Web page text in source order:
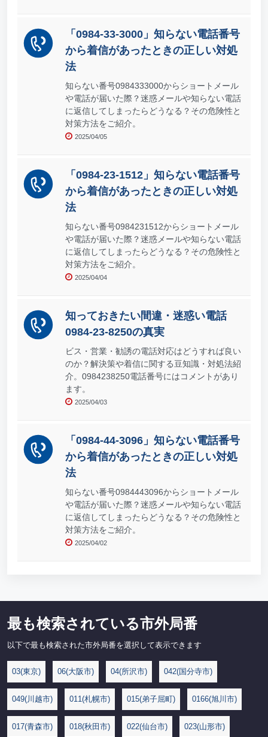
「0984-33-3000」知らない電話番号
から着信があったときの正しい対処
法
知らない番号0984333000からショートメール
や電話が届いた際？迷惑メールや知らない電話
に返信してしまったらどうなる？その危険性と
対策方法をご紹介。
2025/04/05
「0984-23-1512」知らない電話番号
から着信があったときの正しい対処
法
知らない番号0984231512からショートメール
や電話が届いた際？迷惑メールや知らない電話
に返信してしまったらどうなる？その危険性と
対策方法をご紹介。
2025/04/04
知っておきたい間違・迷惑い電話
0984-23-8250の真実
ビス・営業・勧誘の電話対応はどうすれば良い
のか？解決策や着信に関する豆知識・対処法紹
介。0984238250電話番号にはコメントがあり
ます。
2025/04/03
「0984-44-3096」知らない電話番号
から着信があったときの正しい対処
法
知らない番号0984443096からショートメール
や電話が届いた際？迷惑メールや知らない電話
に返信してしまったらどうなる？その危険性と
対策方法をご紹介。
2025/04/02
最も検索されている市外局番
以下で最も検索された市外局番を選択して表示できます
03(東京) 06(大阪市) 04(所沢市) 042(国分寺市)
049(川越市) 011(札幌市) 015(弟子屈町) 0166(旭川市)
017(青森市) 018(秋田市) 022(仙台市) 023(山形市)